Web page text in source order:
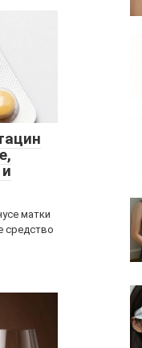
матки
средство